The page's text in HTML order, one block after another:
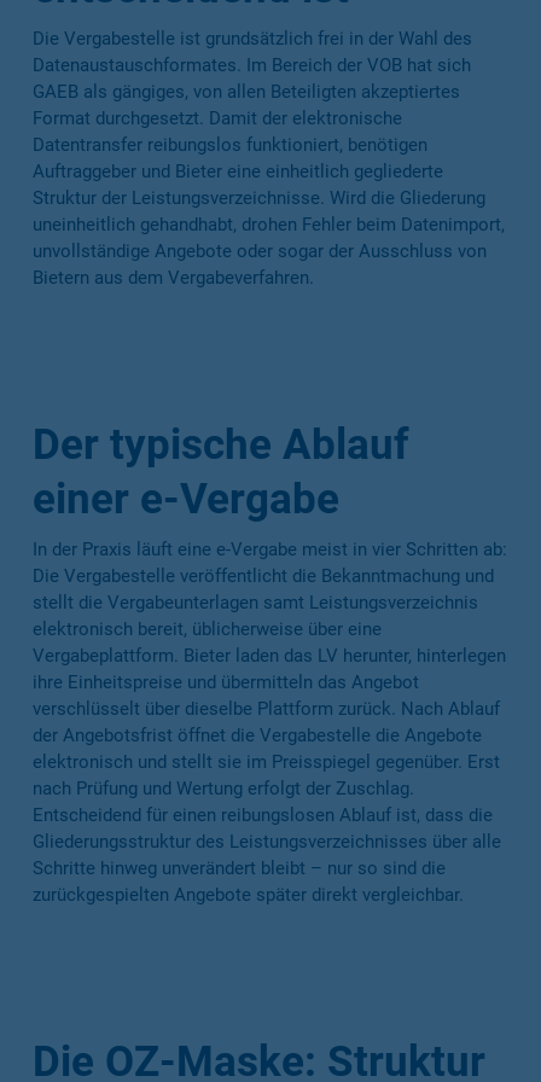
Die Vergabestelle ist grundsätzlich frei in der Wahl des
Datenaustauschformates. Im Bereich der VOB hat sich
GAEB als gängiges, von allen Beteiligten akzeptiertes
Format durchgesetzt. Damit der elektronische
Datentransfer reibungslos funktioniert, benötigen
Auftraggeber und Bieter eine einheitlich gegliederte
Struktur der Leistungsverzeichnisse. Wird die Gliederung
uneinheitlich gehandhabt, drohen Fehler beim Datenimport,
unvollständige Angebote oder sogar der Ausschluss von
Bietern aus dem Vergabeverfahren.
Der typische Ablauf
einer e-Vergabe
In der Praxis läuft eine e-Vergabe meist in vier Schritten ab:
Die Vergabestelle veröffentlicht die Bekanntmachung und
stellt die Vergabeunterlagen samt Leistungsverzeichnis
elektronisch bereit, üblicherweise über eine
Vergabeplattform. Bieter laden das LV herunter, hinterlegen
ihre Einheitspreise und übermitteln das Angebot
verschlüsselt über dieselbe Plattform zurück. Nach Ablauf
der Angebotsfrist öffnet die Vergabestelle die Angebote
elektronisch und stellt sie im Preisspiegel gegenüber. Erst
nach Prüfung und Wertung erfolgt der Zuschlag.
Entscheidend für einen reibungslosen Ablauf ist, dass die
Gliederungsstruktur des Leistungsverzeichnisses über alle
Schritte hinweg unverändert bleibt – nur so sind die
zurückgespielten Angebote später direkt vergleichbar.
Die OZ-Maske: Struktur